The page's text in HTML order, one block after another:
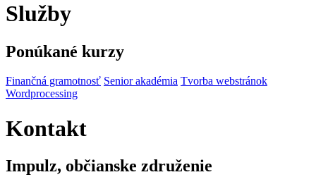
Služby
Ponúkané kurzy
Finančná gramotnosť Senior akadémia Tvorba webstránok
Wordprocessing
Kontakt
Impulz, občianske združenie